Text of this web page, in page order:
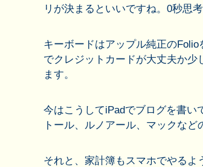
リが決まるといいですね。0秒思
キーボードはアップル純正の
でクレジットカードが大丈夫か
ます。
今はこうしてiPadでブログを書い
トール、ルノアール、マックなど
それと、家計簿もスマホでやるよ